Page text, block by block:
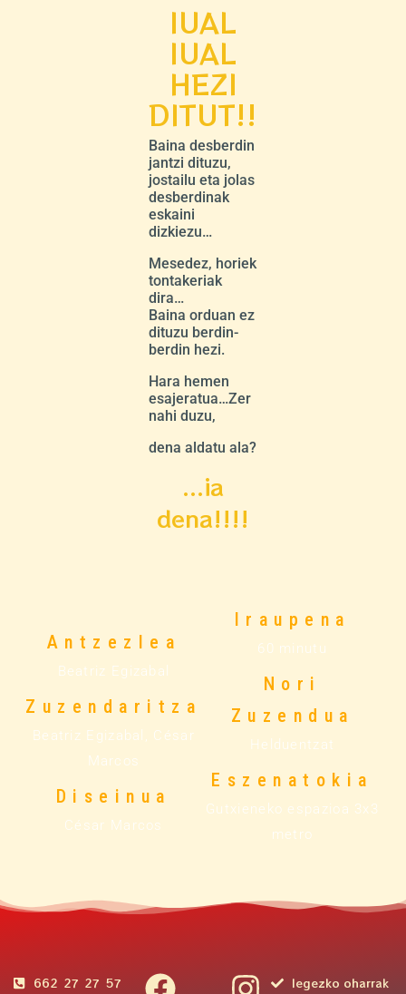
IUAL
IUAL
HEZI
DITUT!!
Baina desberdin
jantzi dituzu,
jostailu eta jolas
desberdinak
eskaini
dizkiezu…
Mesedez, horiek
tontakeriak
dira…
Baina orduan ez
dituzu berdin-
berdin hezi.
Hara hemen
esajeratua…Zer
nahi duzu,
dena aldatu ala?
...ia
dena!!!!
Antzezlea
Beatriz Egizabal
Zuzendaritza
Beatriz Egizabal, César
Marcos
Diseinua
César Marcos
Iraupena
60 minutu
Nori
Zuzendua
Helduentzat
Eszenatokia
Gutxieneko espazioa 3x3
metro
662 27 27 57 legezko oharrak